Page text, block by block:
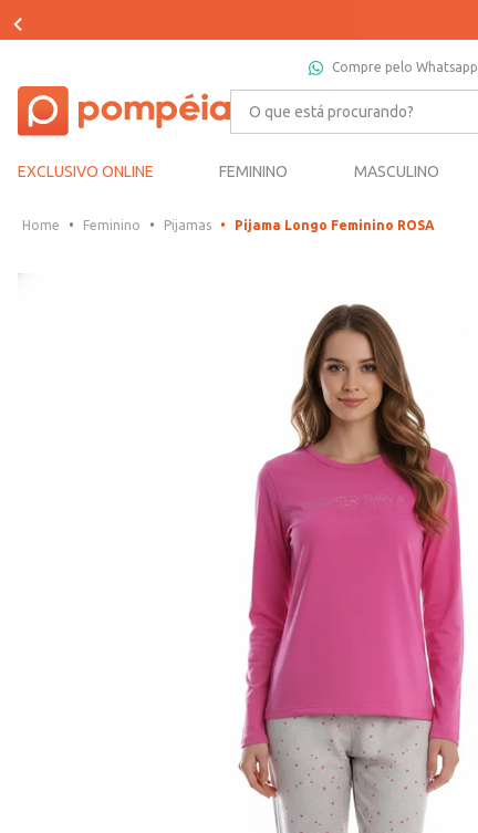
Compre pelo Whatsapp
O que está procurando?
EXCLUSIVO ONLINE FEMININO MASCULINO
Feminino Pijamas Pijama Longo Feminino ROSA